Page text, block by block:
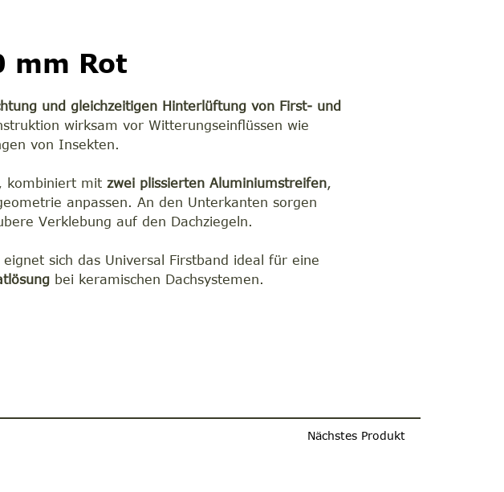
mm Rot
und gleichzeitigen Hinterlüftung von First- und
wirksam vor Witterungseinflüssen wie
von Insekten.
kombiniert mit zwei plissierten Aluminiumstreifen,
anpassen. An den Unterkanten sorgen
Verklebung auf den Dachziegeln.
sich das Universal Firstband ideal für eine
bei keramischen Dachsystemen.
Nächstes Produkt